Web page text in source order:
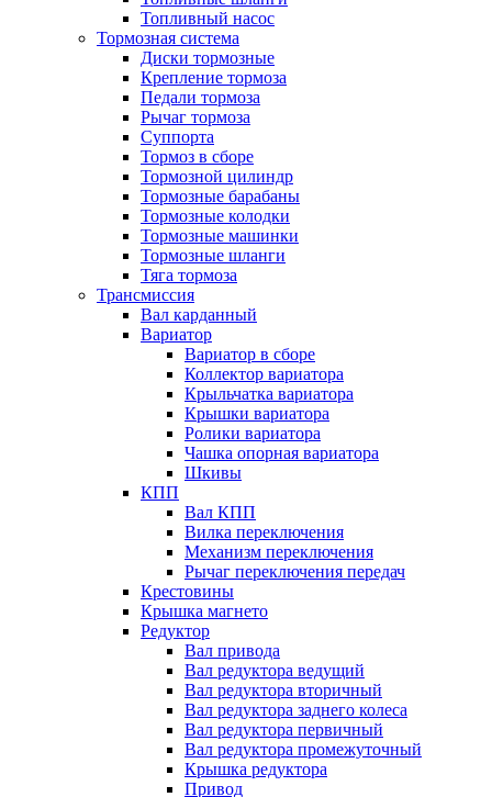
Топливный насос
Тормозная система
Диски тормозные
Крепление тормоза
Педали тормоза
Рычаг тормоза
Суппорта
Тормоз в сборе
Тормозной цилиндр
Тормозные барабаны
Тормозные колодки
Тормозные машинки
Тормозные шланги
Тяга тормоза
Трансмиссия
Вал карданный
Вариатор
Вариатор в сборе
Коллектор вариатора
Крыльчатка вариатора
Крышки вариатора
Ролики вариатора
Чашка опорная вариатора
Шкивы
КПП
Вал КПП
Вилка переключения
Механизм переключения
Рычаг переключения передач
Крестовины
Крышка магнето
Редуктор
Вал привода
Вал редуктора ведущий
Вал редуктора вторичный
Вал редуктора заднего колеса
Вал редуктора первичный
Вал редуктора промежуточный
Крышка редуктора
Привод